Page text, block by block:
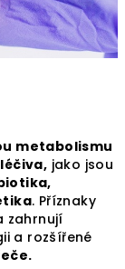
metabolismu
jako jsou
. Příznaky
zahrnují
a rozšířené